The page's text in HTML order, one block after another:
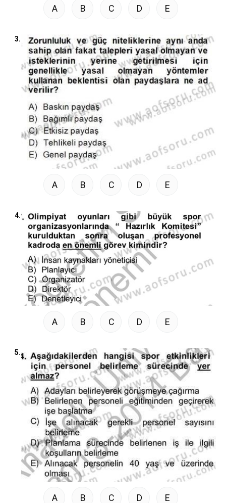
A B C D E
3.
A B C D E
4.
A B C D E
5.
A B C D E